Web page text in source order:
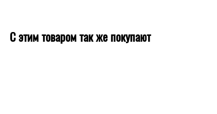
С этим товаром так же покупают